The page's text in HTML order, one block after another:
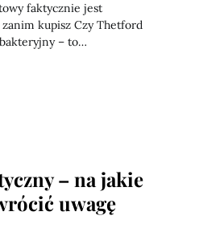
faktycznie jest
kupisz Czy Thetford
– to…
– na jakie
uwagę